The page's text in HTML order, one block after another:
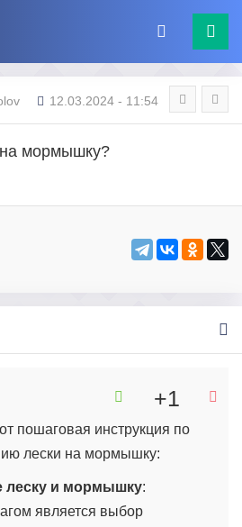
12.03.2024 - 11:54
на мормышку?
пошаговая инструкция по
лески на мормышку:
леску и мормышку:
является выбор
+1